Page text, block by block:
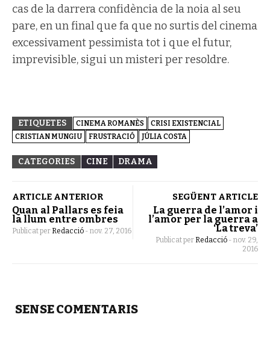
cas de la darrera confidència de la noia al seu
pare, en un final que fa que no surtis del cinema
excessivament pessimista tot i que el futur,
imprevisible, sigui un misteri per resoldre.
ETIQUETES CINEMA ROMANÈS
CRISI EXISTENCIAL
CRISTIAN MUNGIU
FRUSTRACIÓ JÚLIA COSTA
CATEGORIES CINE DRAMA
ARTICLE ANTERIOR
Quan al Pallars es feia
la llum entre ombres
Publicat per Redacció - nov. 27, 2016
SEGÜENT ARTICLE
La guerra de l’amor i
l’amor per la guerra a
‘La treva’
Publicat per Redacció - nov. 29,
2016
SENSE COMENTARIS